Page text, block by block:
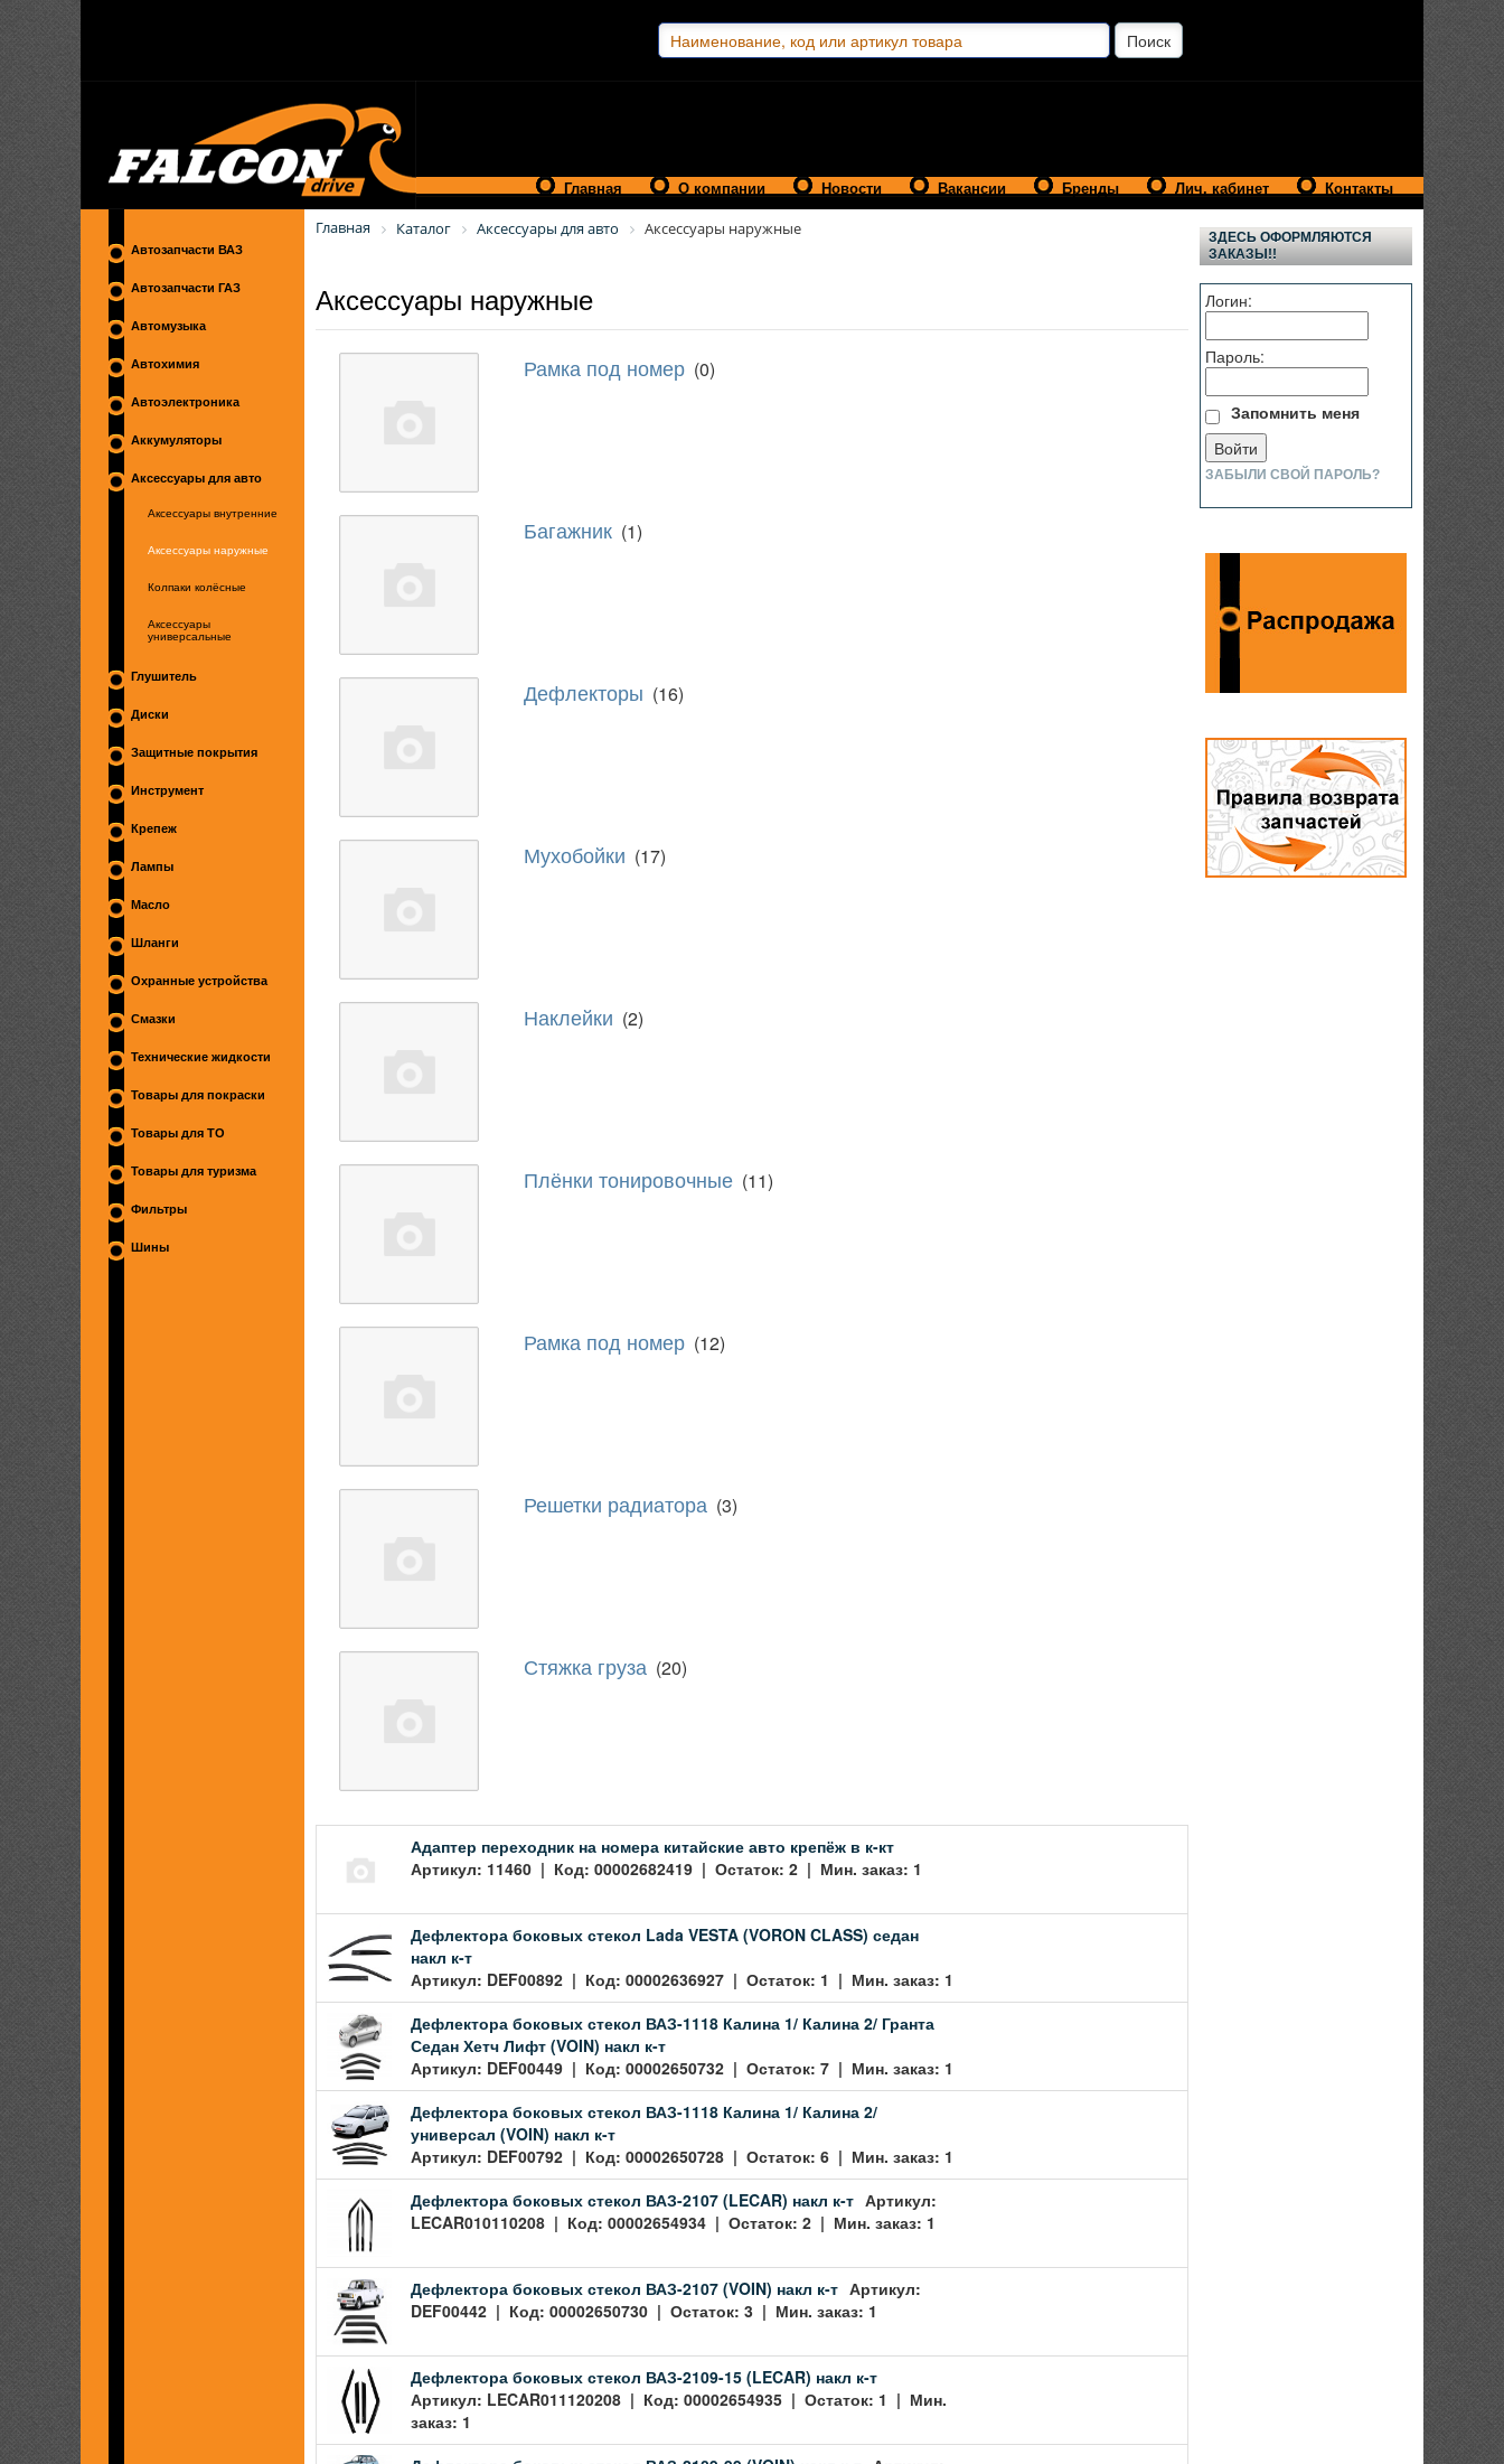
Главная О компании Новости Вакансии Бренды Лич. кабинет Контакты
Автозапчасти ВАЗ
Автозапчасти ГАЗ
Автомузыка
Автохимия
Автоэлектроника
Аккумуляторы
Аксессуары для авто
Аксессуары внутренние
Аксессуары наружные
Колпаки колёсные
Аксессуары
универсальные
Глушитель
Диски
Защитные покрытия
Инструмент
Крепеж
Лампы
Масло
Шланги
Охранные устройства
Смазки
Технические жидкости
Товары для покраски
Товары для ТО
Товары для туризма
Фильтры
Шины
Главная Каталог Аксессуары для авто Аксессуары наружные
Аксессуары наружные
Рамка под номер (0)
Багажник (1)
Дефлекторы (16)
Мухобойки (17)
Наклейки (2)
Плёнки тонировочные (11)
Рамка под номер (12)
Решетки радиатора (3)
Стяжка груза (20)
Адаптер переходник на номера китайские авто крепёж в к-кт
Артикул: 11460 | Код: 00002682419 | Остаток: 2 | Мин. заказ: 1
Дефлектора боковых стекол Lada VESTA (VORON CLASS) седан
накл к-т
Артикул: DEF00892 | Код: 00002636927 | Остаток: 1 | Мин. заказ: 1
Дефлектора боковых стекол ВАЗ-1118 Калина 1/ Калина 2/ Гранта
Седан Хетч Лифт (VOIN) накл к-т
Артикул: DEF00449 | Код: 00002650732 | Остаток: 7 | Мин. заказ: 1
Дефлектора боковых стекол ВАЗ-1118 Калина 1/ Калина 2/
универсал (VOIN) накл к-т
Артикул: DEF00792 | Код: 00002650728 | Остаток: 6 | Мин. заказ: 1
Дефлектора боковых стекол ВАЗ-2107 (LECAR) накл к-т Артикул:
LECAR010110208 | Код: 00002654934 | Остаток: 2 | Мин. заказ: 1
Дефлектора боковых стекол ВАЗ-2107 (VOIN) накл к-т Артикул:
DEF00442 | Код: 00002650730 | Остаток: 3 | Мин. заказ: 1
Дефлектора боковых стекол ВАЗ-2109-15 (LECAR) накл к-т
Артикул: LECAR011120208 | Код: 00002654935 | Остаток: 1 | Мин.
заказ: 1
ЗДЕСЬ ОФОРМЛЯЮТСЯ
ЗАКАЗЫ!!
Логин:
Пароль:
Запомнить меня
ЗАБЫЛИ СВОЙ ПАРОЛЬ?